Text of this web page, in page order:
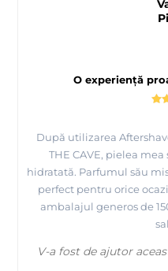
O experiență
După utilizarea
THE CAVE, pielea
hidratată. Parfumul său
perfect pentru orice
ambalajul generos de
V-a fost de ajutor